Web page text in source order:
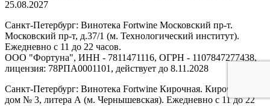
25.08.2027
Санкт-Петербург: Винотека Fortwine Московский пр-т.
Московский пр-т, д.37/1 (м. Технологический институт).
Ежедневно с 11 до 22 часов.
ООО "Фортуна", ИНН - 7811471116, ОГРН - 1107847277438,
лицензия: 78РПА0001101, действует до 8.11.2028
Санкт-Петербург: Винотека Fortwine Кирочная. Кирочная ул,
дом № 3, литера А (м. Чернышевская). Ежедневно с 11 до 22